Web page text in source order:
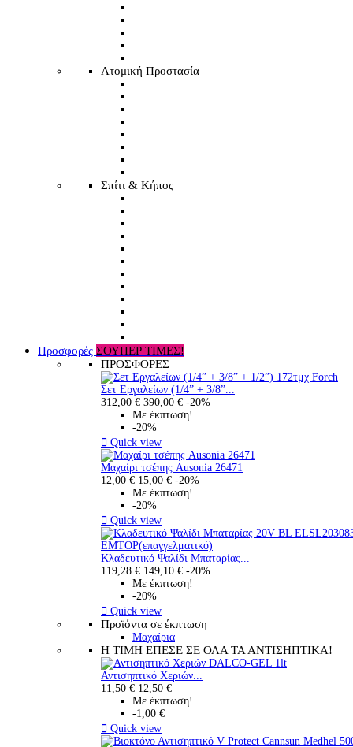
Ατομική Προστασία
Σπίτι & Κήπος
Προσφορές ΣΟΥΠΕΡ ΤΙΜΕΣ!
ΠΡΟΣΦΟΡΕΣ
Σετ Εργαλείων (1/4” + 3/8”...
312,00 € 390,00 € -20%
Με έκπτωση!
-20%
 Quick view
Μαχαίρι τσέπης Ausonia 26471
12,00 € 15,00 € -20%
Με έκπτωση!
-20%
 Quick view
Κλαδευτικό Ψαλίδι Μπαταρίας...
119,28 € 149,10 € -20%
Με έκπτωση!
-20%
 Quick view
Προϊόντα σε έκπτωση
Μαχαίρια
Η ΤΙΜΗ ΕΠΕΣΕ ΣΕ ΟΛΑ ΤΑ ΑΝΤΙΣΗΠΤΙΚΑ!
Αντισηπτικό Χεριών...
11,50 € 12,50 €
Με έκπτωση!
-1,00 €
 Quick view